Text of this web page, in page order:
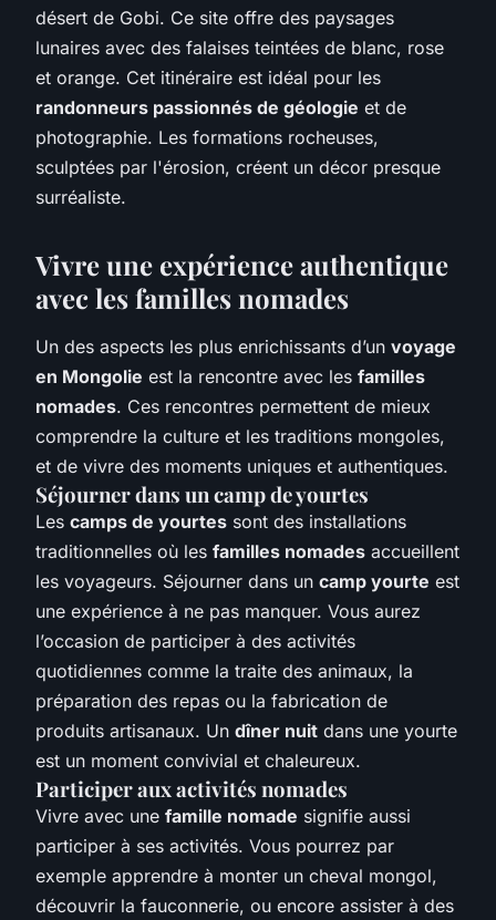
désert de Gobi. Ce site offre des paysages
lunaires avec des falaises teintées de blanc, rose
et orange. Cet itinéraire est idéal pour les
randonneurs passionnés de géologie et de
photographie. Les formations rocheuses,
sculptées par l'érosion, créent un décor presque
surréaliste.
Vivre une expérience authentique
avec les familles nomades
Un des aspects les plus enrichissants d’un voyage
en Mongolie est la rencontre avec les familles
nomades. Ces rencontres permettent de mieux
comprendre la culture et les traditions mongoles,
et de vivre des moments uniques et authentiques.
Séjourner dans un camp de yourtes
Les camps de yourtes sont des installations
traditionnelles où les familles nomades accueillent
les voyageurs. Séjourner dans un camp yourte est
une expérience à ne pas manquer. Vous aurez
l’occasion de participer à des activités
quotidiennes comme la traite des animaux, la
préparation des repas ou la fabrication de
produits artisanaux. Un dîner nuit dans une yourte
est un moment convivial et chaleureux.
Participer aux activités nomades
Vivre avec une famille nomade signifie aussi
participer à ses activités. Vous pourrez par
exemple apprendre à monter un cheval mongol,
découvrir la fauconnerie, ou encore assister à des